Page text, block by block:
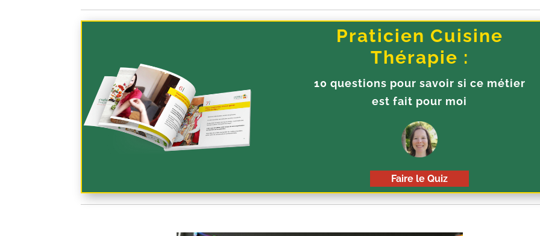
Praticien Cuisine
Thérapie :
10 questions pour savoir si ce métier
est fait pour moi
Faire le Quiz